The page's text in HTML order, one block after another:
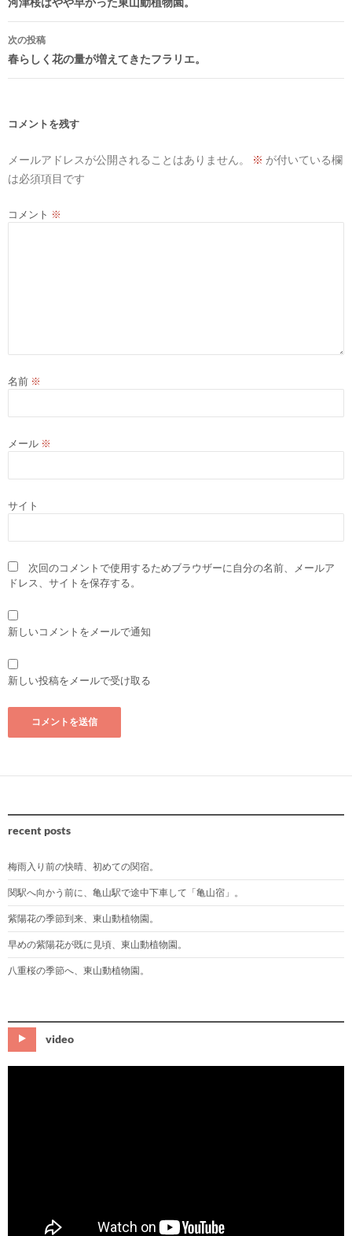
ナ
ビ
ゲ
シ
ン
次の投稿
春らしく花の量が増えてきたフラリエ。
コメントを残す
メールアドレスが公開されることはありません。 ※ が付いている欄
は必須項目です
コメント ※
名前 ※
メール ※
サイト
次回のコメントで使用するためブラウザーに自分の名前、メールア
ドレス、サイトを保存する。
新しいコメントをメールで通知
新しい投稿をメールで受け取る
recent posts
梅雨入り前の快晴、初めての関宿。
関駅へ向かう前に、亀山駅で途中下車して「亀山宿」。
紫陽花の季節到来、東山動植物園。
早めの紫陽花が既に見頃、東山動植物園。
八重桜の季節へ、東山動植物園。
video